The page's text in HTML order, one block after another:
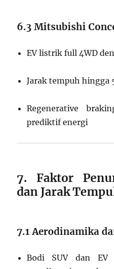
6.3 Mitsubishi
EV listrik full 4WD
Jarak tempuh hingga
Regenerative
prediktif energi
7. Faktor
dan Jarak
7.1 Aerodinamika
Bodi SUV dan EV